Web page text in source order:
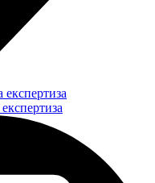
експертиза